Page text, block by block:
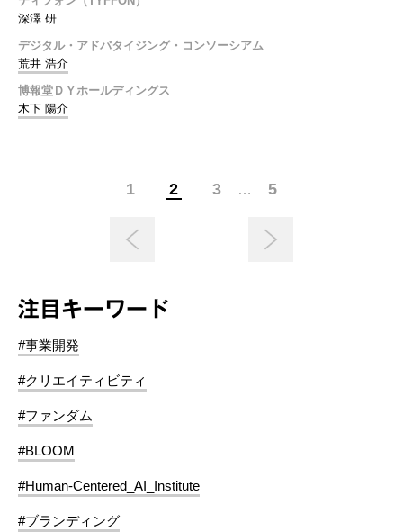
深澤 研
デジタル・アドバタイジング・コンソーシアム
荒井 浩介
博報堂ＤＹホールディングス
木下 陽介
1 2 3 … 5
注目キーワード
#事業開発
#クリエイティビティ
#ファンダム
#BLOOM
#Human-Centered_AI_Institute
#ブランディング